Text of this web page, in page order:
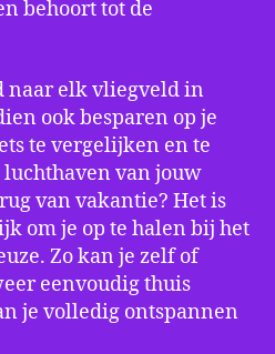
behoort tot de
naar elk vliegveld in
ook besparen op je
te vergelijken en te
van jouw
van vakantie? Het is
om je op te halen bij het
Zo kan je zelf of
eenvoudig thuis
je volledig ontspannen